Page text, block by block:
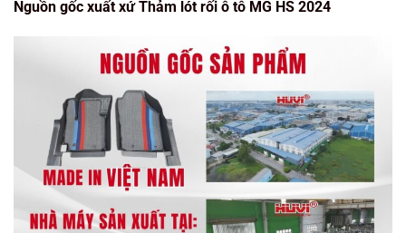
Nguồn gốc xuất xứ Thảm lót rối ô tô MG HS 2024